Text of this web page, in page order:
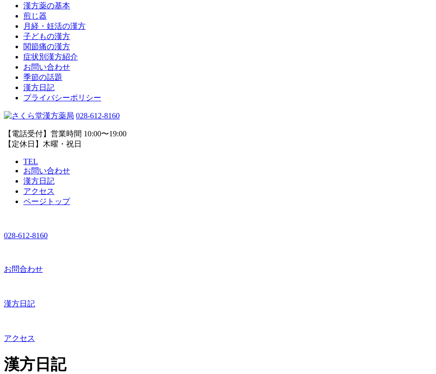
漢方薬の基本
煎じ器
月経・妊活の漢方
子どもの漢方
関節痛の漢方
症状別漢方紹介
お問い合わせ
季節の話題
漢方日記
プライバシーポリシー
028-612-8160
【電話受付】営業時間 10:00〜19:00
【定休日】木曜・祝日
TEL
お問い合わせ
漢方日記
アクセス
ページトップ
028-612-8160
お問合わせ
漢方日記
アクセス
漢方日記